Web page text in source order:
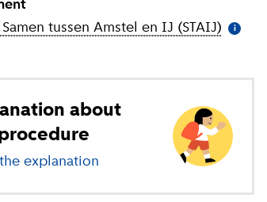
tussen Amstel en IJ (STAIJ) More
i
about
explanation about primary education